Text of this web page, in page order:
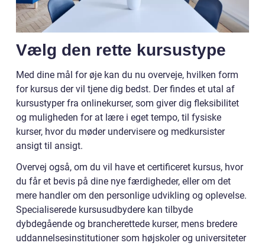
Vælg den rette kursustype
Med dine mål for øje kan du nu overveje, hvilken form
for kursus der vil tjene dig bedst. Der findes et utal af
kursustyper fra onlinekurser, som giver dig fleksibilitet
og muligheden for at lære i eget tempo, til fysiske
kurser, hvor du møder undervisere og medkursister
ansigt til ansigt.
Overvej også, om du vil have et certificeret kursus, hvor
du får et bevis på dine nye færdigheder, eller om det
mere handler om den personlige udvikling og oplevelse.
Specialiserede kursusudbydere kan tilbyde
dybdegående og brancherettede kurser, mens bredere
uddannelsesinstitutioner som højskoler og universiteter